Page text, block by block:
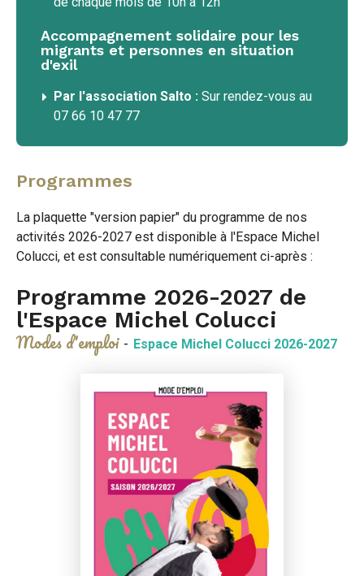
Accompagnement solidaire pour les
migrants et personnes en situation
d'exil
Par l'association Salto : Sur rendez-vous au
07 66 10 47 77
Programmes
La plaquette "version papier" du programme de nos
activités 2026-2027 est disponible à l'Espace Michel
Colucci, et est consultable numériquement ci-après :
Programme 2026-2027 de
l'Espace Michel Colucci
Modes d'emploi - Espace Michel Colucci 2026-2027